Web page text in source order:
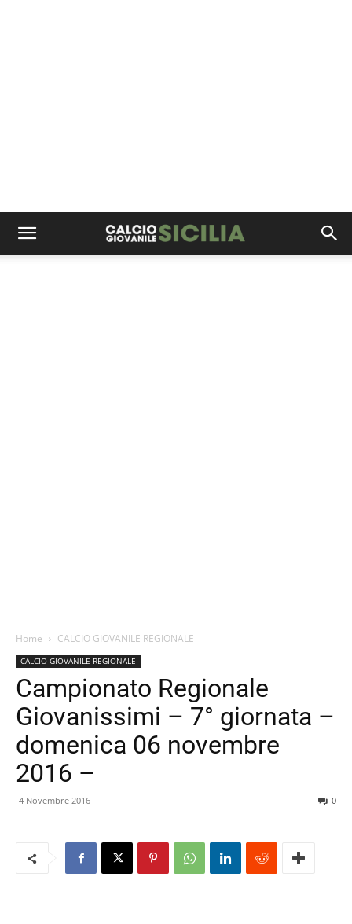
Home CALCIO GIOVANILE REGIONALE
CALCIO GIOVANILE REGIONALE
Campionato Regionale
Giovanissimi – 7° giornata –
domenica 06 novembre
2016 –
4 Novembre 2016 0